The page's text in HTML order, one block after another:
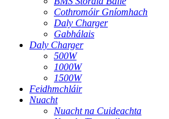
Cothromóir Gníomhach
Daly Charger
Gabhálais
Daly Charger
500W
1000W
1500W
Feidhmchláir
Nuacht
Nuacht na Cuideachta